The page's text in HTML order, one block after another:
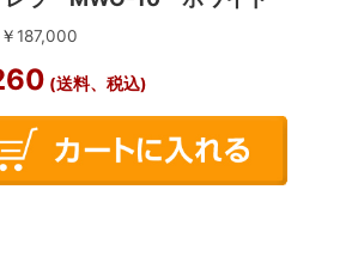
187,000
(送料、税込)